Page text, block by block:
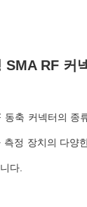
SMA RF 커
축 커넥터의
정 장치의 다
다.